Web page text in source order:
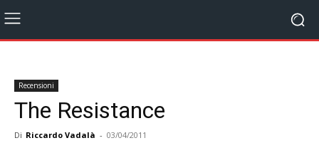
Recensioni
The Resistance
Di Riccardo Vadalà - 03/04/2011